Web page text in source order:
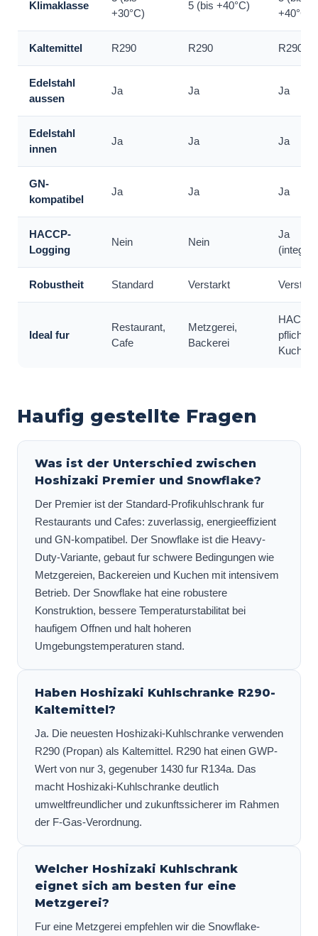
Klimaklasse
+30°C)
5 (bis +40°C)
+40°C)
Kaltemittel R290 R290 R290
Edelstahl
aussen
Ja Ja Ja
Edelstahl
innen
Ja Ja Ja
GN-
kompatibel
Ja Ja Ja
HACCP-
Logging
Nein Nein
Ja
Robustheit Standard Verstarkt
Ideal fur
Restaurant,
Cafe
Metzgerei,
Backerei
pflichtige
Kuche
Haufig gestellte Fragen
Was ist der Unterschied zwischen
Hoshizaki Premier und Snowflake?
Der Premier ist der Standard-Profikuhlschrank fur
Restaurants und Cafes: zuverlassig, energieeffizient
und GN-kompatibel. Der Snowflake ist die Heavy-
Duty-Variante, gebaut fur schwere Bedingungen wie
Metzgereien, Backereien und Kuchen mit intensivem
Betrieb. Der Snowflake hat eine robustere
Konstruktion, bessere Temperaturstabilitat bei
haufigem Offnen und halt hoheren
Umgebungstemperaturen stand.
Haben Hoshizaki Kuhlschranke R290-
Kaltemittel?
Ja. Die neuesten Hoshizaki-Kuhlschranke verwenden
R290 (Propan) als Kaltemittel. R290 hat einen GWP-
Wert von nur 3, gegenuber 1430 fur R134a. Das
macht Hoshizaki-Kuhlschranke deutlich
umweltfreundlicher und zukunftssicherer im Rahmen
der F-Gas-Verordnung.
Welcher Hoshizaki Kuhlschrank
eignet sich am besten fur eine
Metzgerei?
Fur eine Metzgerei empfehlen wir die Snowflake-